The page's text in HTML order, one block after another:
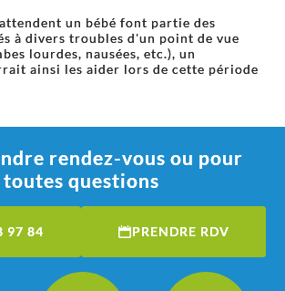
un bébé font partie des
à divers troubles d'un point de vue
lourdes, nausées, etc.), un
ainsi les aider lors de cette période
rendez-vous ou pour
toutes questions
97 84 PRENDRE RDV